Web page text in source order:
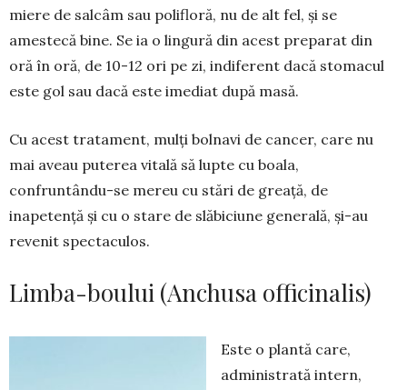
miere de salcâm sau polifloră, nu de alt fel, și se
amestecă bine. Se ia o lingură din acest preparat din
oră în oră, de 10-12 ori pe zi, indiferent dacă stomacul
este gol sau dacă este imediat după masă.
Cu acest tratament, mulți bolnavi de cancer, care nu
mai aveau puterea vitală să lupte cu boala,
confruntându-se mereu cu stări de greață, de
inapetență și cu o stare de slăbiciune generală, și-au
revenit spectaculos.
Limba-boului (Anchusa officinalis)
Este o plantă care,
administrată intern,